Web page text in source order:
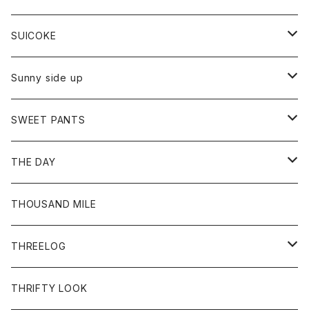
パンツ
カットソー
カーディガン
ワンピース
コート
パンツ
オーバーオール
バッグ
アクセサリー
ブレスレット
リング
SUICOKE
ブーツ
サンダル
Sunny side up
アウター
Ｇジャン
ボトム
ジーンズ
SWEET PANTS
ボトム
ショートパンツ
THE DAY
トップス
Tシャツ
THOUSAND MILE
THREELOG
トップス
THRIFTY LOOK